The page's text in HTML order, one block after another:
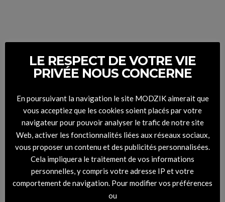
LE RESPECT DE VOTRE VIE
PRIVÉE NOUS CONCERNE
En poursuivant la navigation le site MODZIK aimerait que
vous acceptiez que les cookies soient placés par votre
navigateur pour pouvoir analyser le trafic de notre site
Web, activer les fonctionnalités liées aux réseaux sociaux,
vous proposer un contenu et des publicités personnalisées.
Cela impliquera le traitement de vos informations
personnelles, y compris votre adresse IP et votre
comportement de navigation. Pour modifier vos préférences
ou